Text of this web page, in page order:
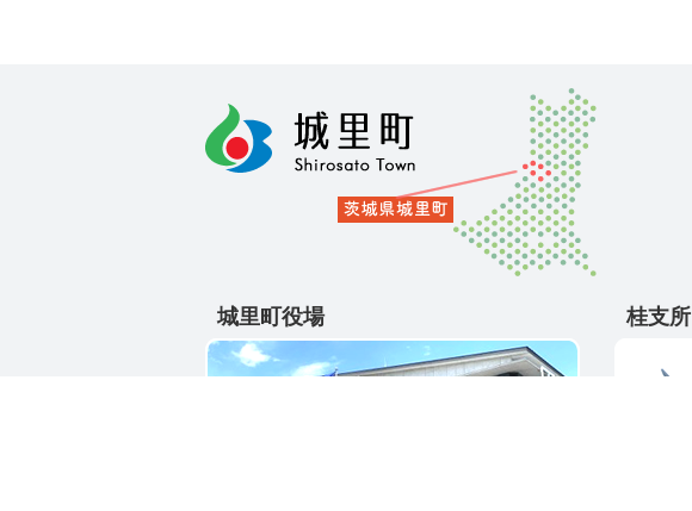
城里町役場 桂支所